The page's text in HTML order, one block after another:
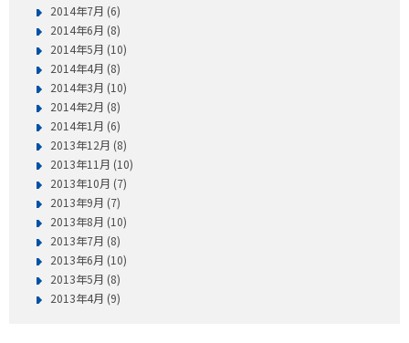
2014年7月 (6)
2014年6月 (8)
2014年5月 (10)
2014年4月 (8)
2014年3月 (10)
2014年2月 (8)
2014年1月 (6)
2013年12月 (8)
2013年11月 (10)
2013年10月 (7)
2013年9月 (7)
2013年8月 (10)
2013年7月 (8)
2013年6月 (10)
2013年5月 (8)
2013年4月 (9)